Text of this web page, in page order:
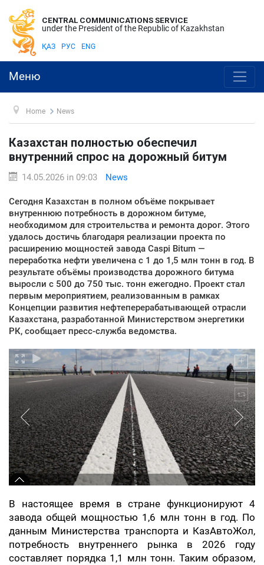
CENTRAL COMMUNICATIONS SERVICE
under the President of the Republic of Kazakhstan
ҚАЗ РУС ENG
Меню
Home News
Казахстан полностью обеспечил
внутренний спрос на дорожный битум
14.05.2026 in 09:03 News
Сегодня Казахстан в полном объёме покрывает
внутреннюю потребность в дорожном битуме,
необходимом для строительства и ремонта дорог. Этого
удалось достичь благодаря реализации проекта по
расширению мощностей завода Caspi Bitum —
переработка нефти увеличена с 1 до 1,5 млн тонн в год. В
результате объёмы производства дорожного битума
выросли с 500 до 750 тыс. тонн ежегодно. Проект стал
первым мероприятием, реализованным в рамках
Концепции развития нефтеперерабатывающей отрасли
Казахстана, разработанной Министерством энергетики
РК, сообщает пресс-служба ведомства.
В настоящее время в стране функционируют 4
завода общей мощностью 1,6 млн тонн в год. По
данным Министерства транспорта и КазАвтоЖол,
потребность внутреннего рынка в 2026 году
составляет порядка 1,1 млн тонн. Таким образом,